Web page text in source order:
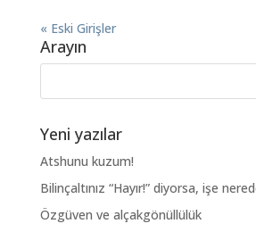
« Eski Girişler
Arayın
Yeni yazılar
Atshunu kuzum!
Bilinçaltınız “Hayır!” diyorsa, işe
Özgüven ve alçakgönüllülük